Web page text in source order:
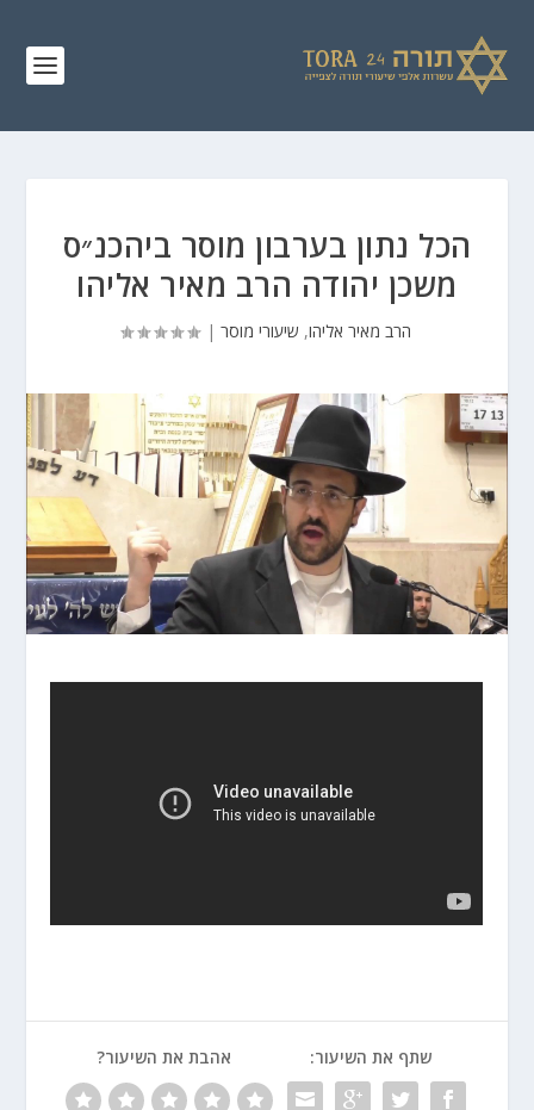
הכל נתון בערבון מוסר ביהכנ״ס
משכן יהודה הרב מאיר אליהו
הרב מאיר אליהו, שיעורי מוסר |
שתף את השיעור: אהבת את השיעור?